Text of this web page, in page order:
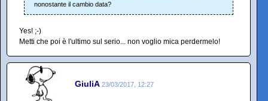
nonostante il cambio data?
Yes! ;-)
Metti che poi è l'ultimo sul serio... non voglio mica perdermelo!
GiuliA 23/03/2017, 12:27